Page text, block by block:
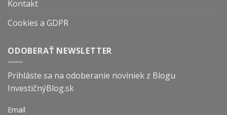
Kontakt
Cookies a GDPR
ODOBERAŤ NEWSLETTER
Prihláste sa na odoberanie noviniek z Blogu
InvestičnýBlog.sk
Email